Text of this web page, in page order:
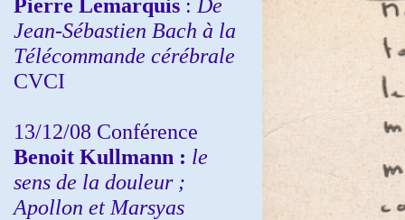
Pierre Lemarquis : De
Jean-Sébastien Bach à la
Télécommande cérébrale
CVCI
13/12/08 Conférence
Benoit Kullmann : le
sens de la douleur ;
Apollon et Marsyas